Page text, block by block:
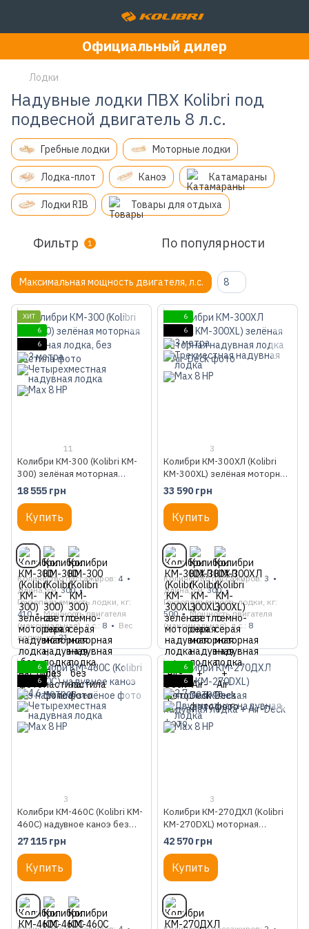
Официальный дилер
Лодки
Надувные лодки ПВХ Kolibri под
подвесной двигатель 8 л.с.
Гребные лодки Моторные лодки
Лодка-плот Каноэ Катамараны
Лодки RIB Товары для отдыха
Фильтр 1 По популярности
Максимальная мощность двигателя, л.с. 8
ХИТ
6
6
11
Колибри КМ-300 (Kolibri KM-
300) зелёная моторная
надувная лодка, без настила
18 555 грн
Купить
Количество пассажиров 4
Длина, см 300
Грузоподъемность лодки, кг
410
Мощность двигателя
(максимальная), л.с. 8
Вес
лодки, кг 21
6
6
3
Колибри КМ-300ХЛ (Kolibri
KM-300XL) зелёная моторная
надувная лодка + Air-Deck
33 590 грн
Купить
Количество пассажиров 3
Длина, см 300
Грузоподъемность лодки, кг
500
Мощность двигателя
(максимальная), л.с. 8
6
6
3
Колибри КМ-460С (Kolibri KM-
460C) надувное каноэ без
настила, зелёное
27 115 грн
Купить
6
6
3
Колибри КМ-270ДХЛ (Kolibri
KM-270DXL) моторная
килевая надувная лодка + Air-
42 570 грн
Купить